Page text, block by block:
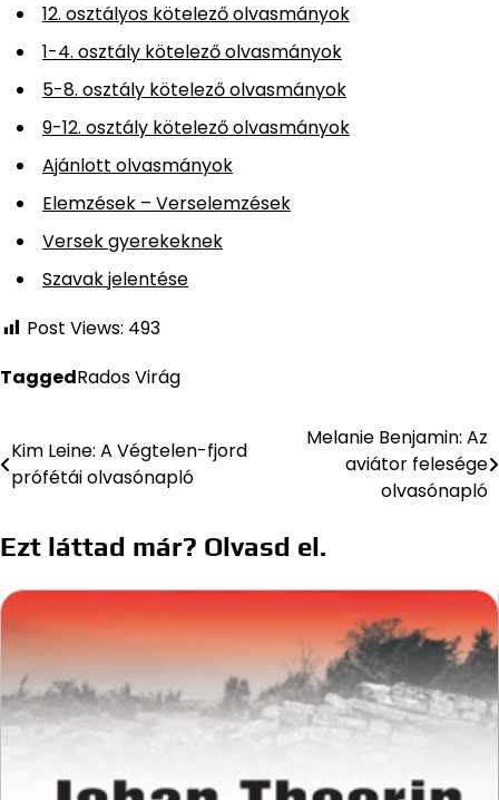
12. osztályos kötelező olvasmányok
1-4. osztály kötelező olvasmányok
5-8. osztály kötelező olvasmányok
9-12. osztály kötelező olvasmányok
Ajánlott olvasmányok
Elemzések – Verselemzések
Versek gyerekeknek
Szavak jelentése
Post Views: 493
TaggedRados Virág
Bejegyzés
navigáció
Kim Leine: A Végtelen-fjord
prófétái olvasónapló
Melanie Benjamin: Az
aviátor felesége
olvasónapló
Ezt láttad már? Olvasd el.